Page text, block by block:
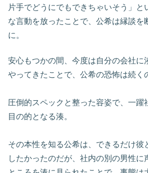
片手でどうにでもできちゃいそう」と
な言動を放ったことで、公希は縁談を
に。
安心もつかの間、今度は自分の会社に
やってきたことで、公希の恐怖は続く
圧倒的スペックと整った容姿で、一躍
目の的となる湊。
その本性を知る公希は、できるだけ彼
したかったのだが、社内の別の男性に